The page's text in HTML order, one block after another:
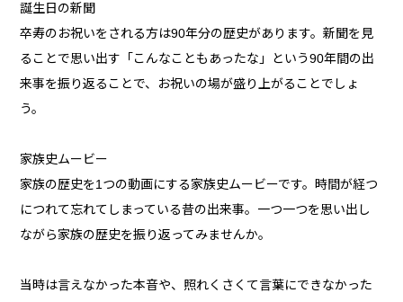
誕生日の新聞
卒寿のお祝いをされる方は90年分の歴史があります。新聞を見
ることで思い出す「こんなこともあったな」という90年間の出
来事を振り返ることで、お祝いの場が盛り上がることでしょ
う。
家族史ムービー
家族の歴史を1つの動画にする家族史ムービーです。時間が経つ
につれて忘れてしまっている昔の出来事。一つ一つを思い出し
ながら家族の歴史を振り返ってみませんか。
当時は言えなかった本音や、照れくさくて言葉にできなかった